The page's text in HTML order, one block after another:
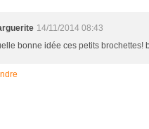
14/11/2014 08:43
bonne idée ces petits brochettes!